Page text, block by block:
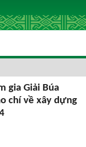
gia Giải Búa
chí về xây dựng